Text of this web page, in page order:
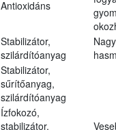
Antioxidáns
Stabilizátor,
szilárdítóanyag
Stabilizátor,
sűrítőanyag,
szilárdítóanyag
Ízfokozó,
stabilizátor,